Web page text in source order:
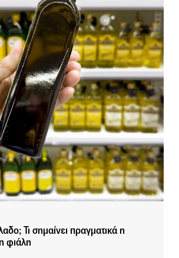
Τι σημαίνει πραγματικά η
φιάλη